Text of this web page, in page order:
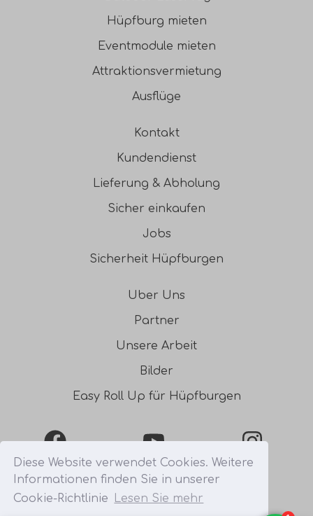
Diese Website verwendet Cookies. Weitere
Informationen finden Sie in unserer
Cookie-Richtlinie
Lesen Sie mehr
Hüpfburg mieten
Eventmodule mieten
Attraktionsvermietung
Ausflüge
Kontakt
Kundendienst
Lieferung & Abholung
Sicher einkaufen
Jobs
Sicherheit Hüpfburgen
Uber Uns
Partner
Unsere Arbeit
Bilder
Easy Roll Up für Hüpfburgen